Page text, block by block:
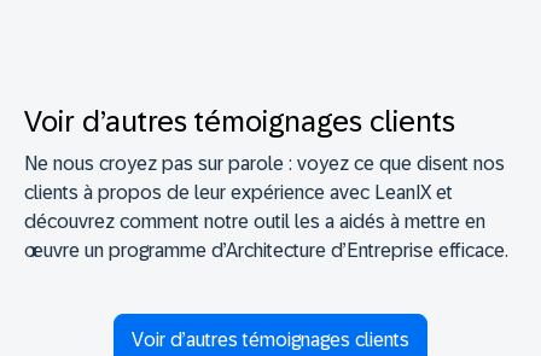
Voir d’autres témoignages clients
Ne nous croyez pas sur parole : voyez ce que disent nos
clients à propos de leur expérience avec LeanIX et
découvrez comment notre outil les a aidés à mettre en
œuvre un programme d’Architecture d’Entreprise efficace.
Voir d’autres témoignages clients